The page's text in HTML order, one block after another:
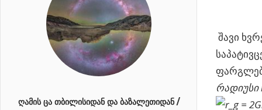
შავი
რადიუსი
ᲦᲐᲛᲘᲡ ᲪᲐ ᲗᲑᲘᲚᲘᲡᲘᲓᲐᲜ ᲓᲐ ᲑᲐᲖᲐᲚᲔᲗᲘᲓᲐᲜ /